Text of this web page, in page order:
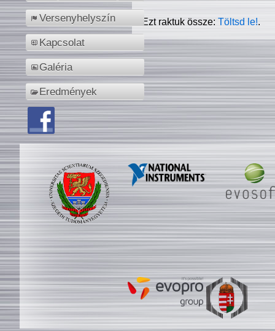
Versenyhelyszín
Kapcsolat
Galéria
Eredmények
Ezt raktuk össze:Töltsd le!.